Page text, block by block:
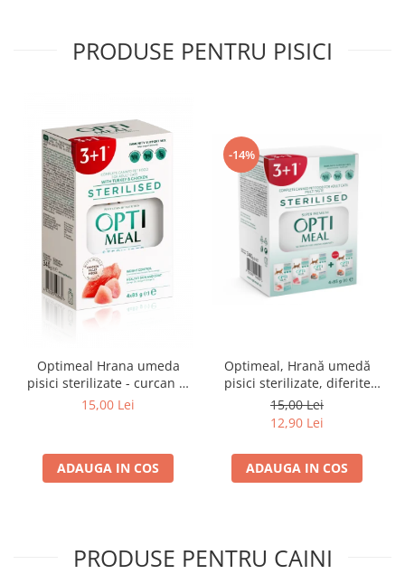
PRODUSE PENTRU PISICI
Optimeal Hrana umeda
pisici sterilizate - curcan si
pui in sos, set 3+1,
15,00 Lei
ADAUGA IN COS
-14%
Optimeal, Hrană umedă
pisici sterilizate, diferite
arome, (3+1), 0.34kg
15,00 Lei
12,90 Lei
ADAUGA IN COS
PRODUSE PENTRU CAINI